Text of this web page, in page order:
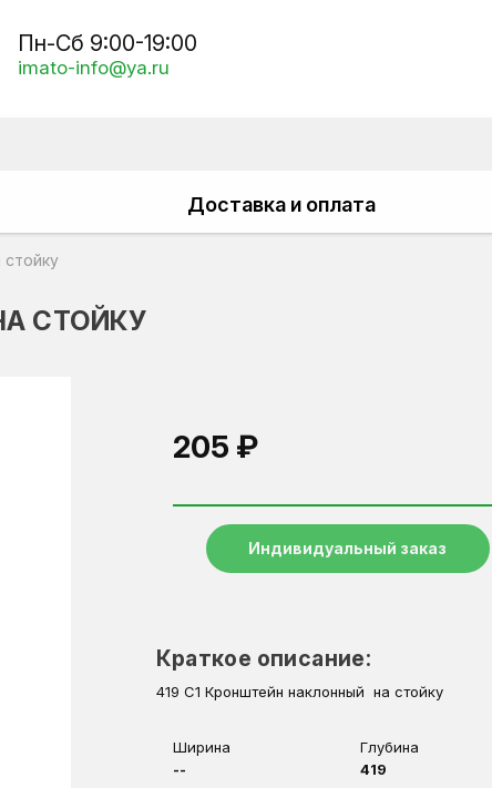
Пн-Сб 9:00-19:00
imato-info@ya.ru
Доставка и оплата
стойку
СТОЙКУ
205 ₽
Индивидуальный заказ
Краткое описание:
419 C1 Кронштейн наклонный на стойку
Ширина
--
Глубина
419